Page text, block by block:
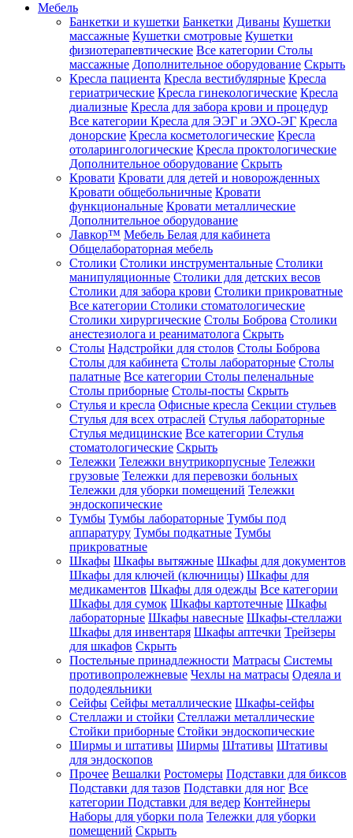
Мебель
Банкетки и кушетки Банкетки Диваны Кушетки
массажные Кушетки смотровые Кушетки
физиотерапевтические Все категории Столы
массажные Дополнительное оборудование Скрыть
Кресла пациента Кресла вестибулярные Кресла
гериатрические Кресла гинекологические Кресла
диализные Кресла для забора крови и процедур
Все категории Кресла для ЭЭГ и ЭХО-ЭГ Кресла
донорские Кресла косметологические Кресла
отоларингологические Кресла проктологические
Дополнительное оборудование Скрыть
Кровати Кровати для детей и новорожденных
Кровати общебольничные Кровати
функциональные Кровати металлические
Дополнительное оборудование
Лавкор™ Мебель Белая для кабинета
Общелабораторная мебель
Столики Столики инструментальные Столики
манипуляционные Столики для детских весов
Столики для забора крови Столики прикроватные
Все категории Столики стоматологические
Столики хирургические Столы Боброва Столики
анестезиолога и реаниматолога Скрыть
Столы Надстройки для столов Столы Боброва
Столы для кабинета Столы лабораторные Столы
палатные Все категории Столы пеленальные
Столы приборные Столы-посты Скрыть
Стулья и кресла Офисные кресла Секции стульев
Стулья для всех отраслей Стулья лабораторные
Стулья медицинские Все категории Стулья
стоматологические Скрыть
Тележки Тележки внутрикорпусные Тележки
грузовые Тележки для перевозки больных
Тележки для уборки помещений Тележки
эндоскопические
Тумбы Тумбы лабораторные Тумбы под
аппаратуру Тумбы подкатные Тумбы
прикроватные
Шкафы Шкафы вытяжные Шкафы для документов
Шкафы для ключей (ключницы) Шкафы для
медикаментов Шкафы для одежды Все категории
Шкафы для сумок Шкафы картотечные Шкафы
лабораторные Шкафы навесные Шкафы-стеллажи
Шкафы для инвентаря Шкафы аптечки Трейзеры
для шкафов Скрыть
Постельные принадлежности Матрасы Системы
противопролежневые Чехлы на матрасы Одеяла и
пододеяльники
Сейфы Сейфы металлические Шкафы-сейфы
Стеллажи и стойки Стеллажи металлические
Стойки приборные Стойки эндоскопические
Ширмы и штативы Ширмы Штативы Штативы
для эндоскопов
Прочее Вешалки Ростомеры Подставки для биксов
Подставки для тазов Подставки для ног Все
категории Подставки для ведер Контейнеры
Наборы для уборки пола Тележки для уборки
помещений Скрыть